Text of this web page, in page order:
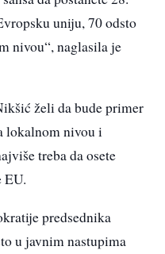
uniju, 70 odsto
nivou“, naglasila je
želi da bude primer
lokalnom nivou i
treba da osete
EU.
predsednika
u javnim nastupima